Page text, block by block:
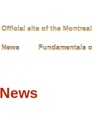
Official site of the
News Fundamentals
News